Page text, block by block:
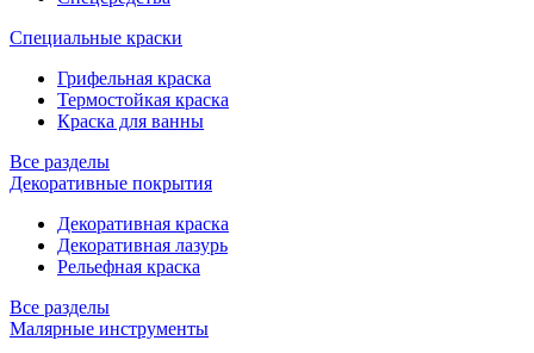
Специальные краски
Грифельная краска
Термостойкая краска
Краска для ванны
Все разделы
Декоративные покрытия
Декоративная краска
Декоративная лазурь
Рельефная краска
Все разделы
Малярные инструменты